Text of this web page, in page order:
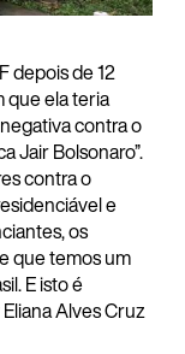
depois de 12
que ela teria
contra o
Jair Bolsonaro”.
contra o
e
os
que temos um
E isto é
Alves Cruz